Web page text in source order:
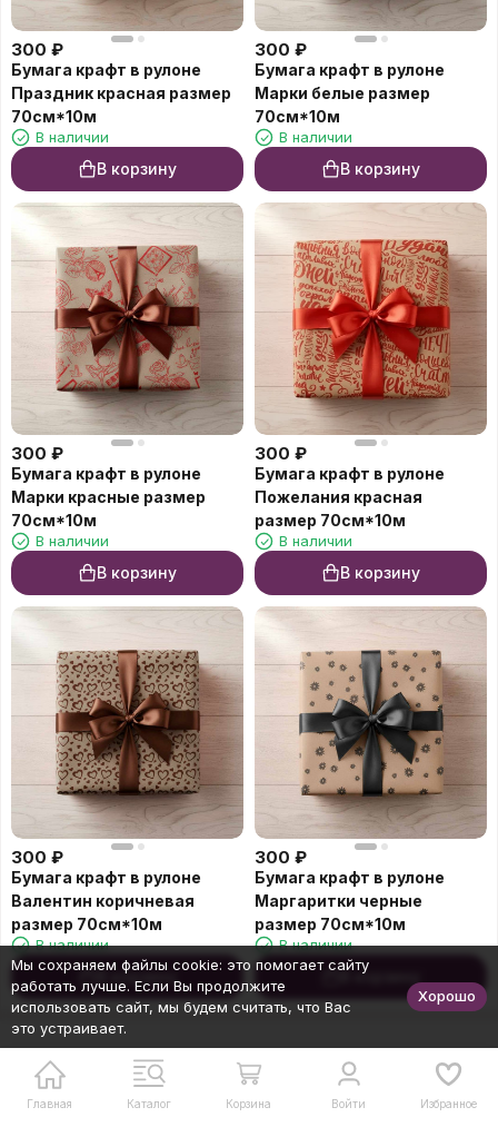
300 ₽
Бумага крафт в рулоне
Праздник красная размер
70см*10м
В наличии
В корзину
300 ₽
Бумага крафт в рулоне
Марки белые размер
70см*10м
В наличии
В корзину
300 ₽
Бумага крафт в рулоне
Марки красные размер
70см*10м
В наличии
В корзину
300 ₽
Бумага крафт в рулоне
Пожелания красная
размер 70см*10м
В наличии
В корзину
300 ₽
Бумага крафт в рулоне
Валентин коричневая
размер 70см*10м
В наличии
В корзину
300 ₽
Бумага крафт в рулоне
Маргаритки черные
размер 70см*10м
В наличии
В корзину
Главная Каталог Корзина Войти Избранное
Мы сохраняем файлы cookie: это помогает сайту
работать лучше. Если Вы продолжите
использовать сайт, мы будем считать, что Вас
это устраивает.
Хорошо